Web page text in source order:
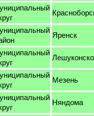
Яренск
Мезень
Няндома